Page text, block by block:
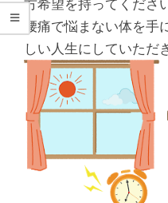
シ
タ
整
骨
院
腰痛で悩まない体を
しい人生にしていただ